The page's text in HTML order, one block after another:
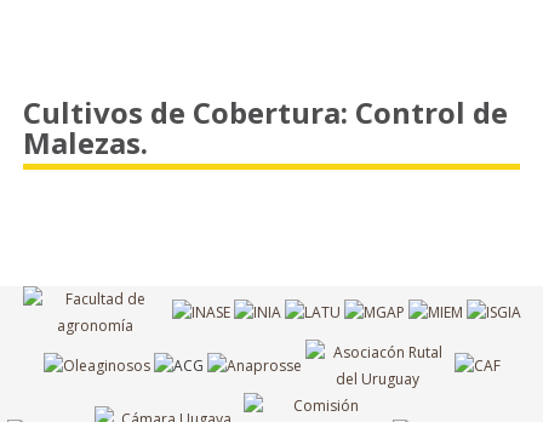
Cultivos de Cobertura: Control de
Malezas.